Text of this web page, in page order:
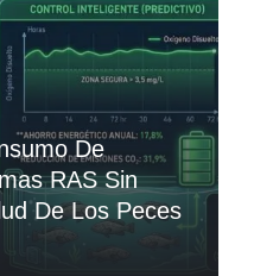
De
RAS Sin
De Los Peces